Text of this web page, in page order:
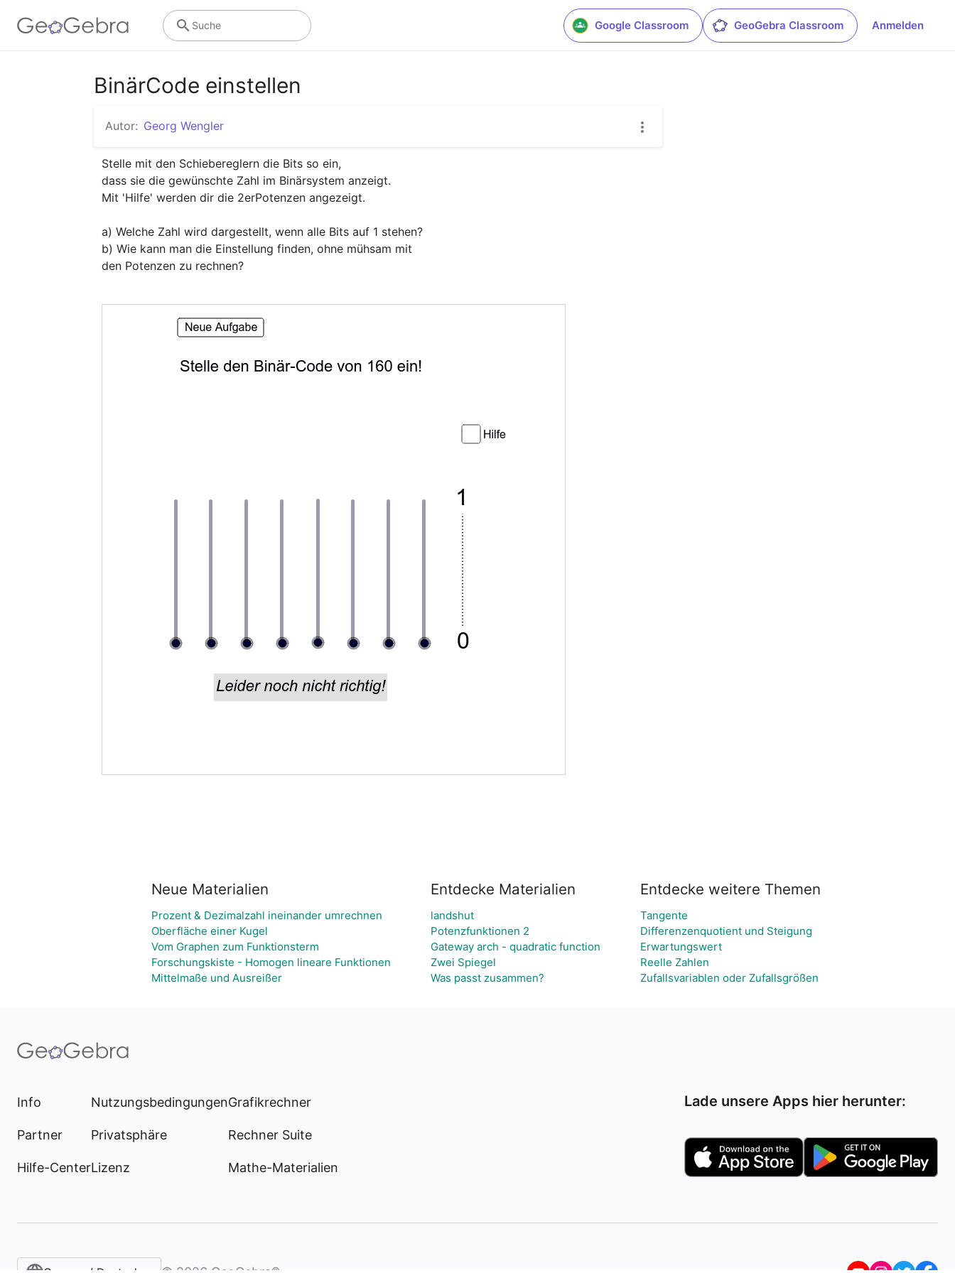
Google Classroom GeoGebra Classroom Anmelden
Suche
BinärCode einstellen
Autor: Georg Wengler
Stelle mit den Schiebereglern die Bits so ein,
dass sie die gewünschte Zahl im Binärsystem anzeigt.
Mit 'Hilfe' werden dir die 2erPotenzen angezeigt.
a) Welche Zahl wird dargestellt, wenn alle Bits auf 1 stehen?
b) Wie kann man die Einstellung finden, ohne mühsam mit
den Potenzen zu rechnen?
Neue Materialien
Prozent & Dezimalzahl ineinander umrechnen
Oberfläche einer Kugel
Vom Graphen zum Funktionsterm
Forschungskiste - Homogen lineare Funktionen
Mittelmaße und Ausreißer
Entdecke Materialien
landshut
Potenzfunktionen 2
Gateway arch - quadratic function
Zwei Spiegel
Was passt zusammen?
Entdecke weitere Themen
Tangente
Differenzenquotient und Steigung
Erwartungswert
Reelle Zahlen
Zufallsvariablen oder Zufallsgrößen
Info
Partner
Hilfe-Center
Nutzungsbedingungen
Privatsphäre
Lizenz
Grafikrechner
Rechner Suite
Mathe-Materialien
Lade unsere Apps hier herunter: